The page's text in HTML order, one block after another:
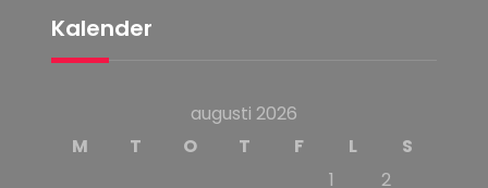
Kalender
augusti 2026
M
T O T F L
S
1
2